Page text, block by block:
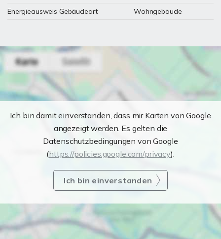
Energieausweis Gebäudeart
Wohngebäude
Ich bin damit einverstanden, dass mir Karten von Google
angezeigt werden. Es gelten die
Datenschutzbedingungen von Google
(https://policies.google.com/privacy).
Ich bin einverstanden